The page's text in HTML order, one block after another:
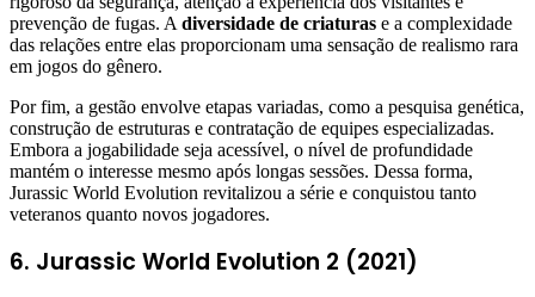
prevenção de fugas. A diversidade de criaturas e a complexidade
das relações entre elas proporcionam uma sensação de realismo rara
em jogos do gênero.
Por fim, a gestão envolve etapas variadas, como a pesquisa genética,
construção de estruturas e contratação de equipes especializadas.
Embora a jogabilidade seja acessível, o nível de profundidade
mantém o interesse mesmo após longas sessões. Dessa forma,
Jurassic World Evolution revitalizou a série e conquistou tanto
veteranos quanto novos jogadores.
6. Jurassic World Evolution 2 (2021)